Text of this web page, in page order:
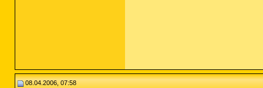
08.04.2006, 07:58